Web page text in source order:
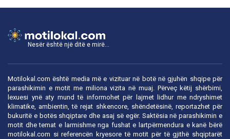
Nesër është një ditë e mirë...
Motilokal.com është media më e vizituar në botë në gjuhën shqipe për
parashikimin e motit me miliona vizita në muaj. Përveç këtij shërbimi,
lexuesi ynë aty mund të informohet për lajmet lidhur me ndryshimet
klimatike, ambientin, të rejat shkencore, shëndetësinë, reportazhet për
bukuritë e botës shqiptare dhe asaj së egër. Saktësia në parashikimin e
motit dhe temat e larmishme nga fushat e lartpërmendura e kanë bërë
motilokal.com si referencën kryesore të motit për të gjithë shqiptarët